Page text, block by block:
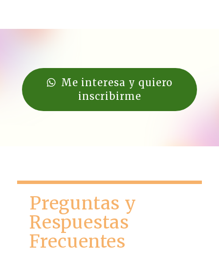
Me interesa y quiero
inscribirme
Preguntas y
Respuestas
Frecuentes